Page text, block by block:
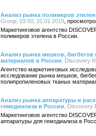
Анализ рынка полимеров
Group, 03:50, 31.01.2019
Маркетинговое агентство
полимеров этилена в России.
Анализ рынка мешков, бигбегов
материалов в России , Discovery
Агентство маркетинговых
исследование рынка мешков,
полипропиленовых тканых
Анализ рынка аппаратуры и
гемодиализа в России , Discovery
Маркетинговое агентство
аппаратуры для гемодиализа в